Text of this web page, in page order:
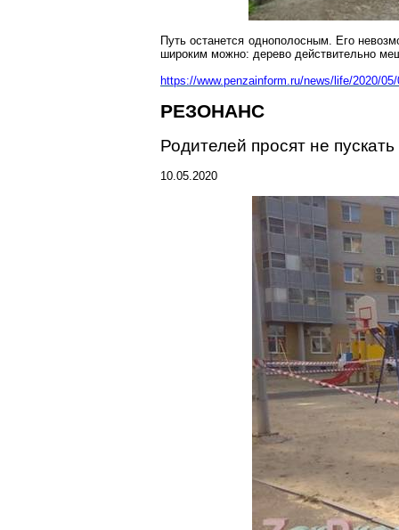
Путь останется однополосным. Его
широким можно: дерево действительно
https://www.penzainform.ru/news/life/2020/
РЕЗОНАНС
Родителей просят не
10.05.2020